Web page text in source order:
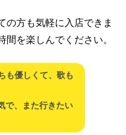
の方も気軽に入店できま
を楽しんでください。
も優しくて、歌も
で、また行きたい